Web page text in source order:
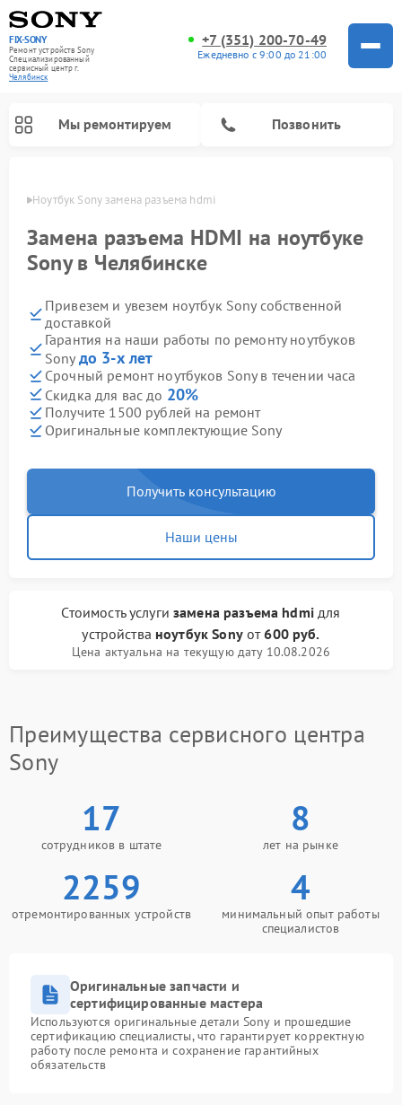
FIX-SONY
Ремонт устройств Sony
Специализированный
cервисный центр г.
Челябинск
+7 (351) 200-70-49
Ежедневно с 9:00 до 21:00
Мы ремонтируем Позвонить
Ноутбук Sony замена разъема hdmi
Замена разъема HDMI на ноутбуке
Sony в Челябинске
Привезем и увезем ноутбук Sony собственной
доставкой
Гарантия на наши работы по ремонту ноутбуков
Sony до 3-х лет
Срочный ремонт ноутбуков Sony в течении часа
Скидка для вас до 20%
Получите 1500 рублей на ремонт
Оригинальные комплектующие Sony
Получить консультацию
Наши цены
Стоимость услугизамена разъема hdmiдля
устройства ноутбук Sonyот600 руб.
Цена актуальна на текущую дату 10.08.2026
Преимущества сервисного центра
Sony
17
сотрудников в штате
8
лет на рынке
2259
отремонтированных устройств
4
минимальный опыт работы
специалистов
Оригинальные запчасти и
сертифицированные мастера
Используются оригинальные детали Sony и прошедшие
сертификацию специалисты, что гарантирует корректную
работу после ремонта и сохранение гарантийных
обязательств